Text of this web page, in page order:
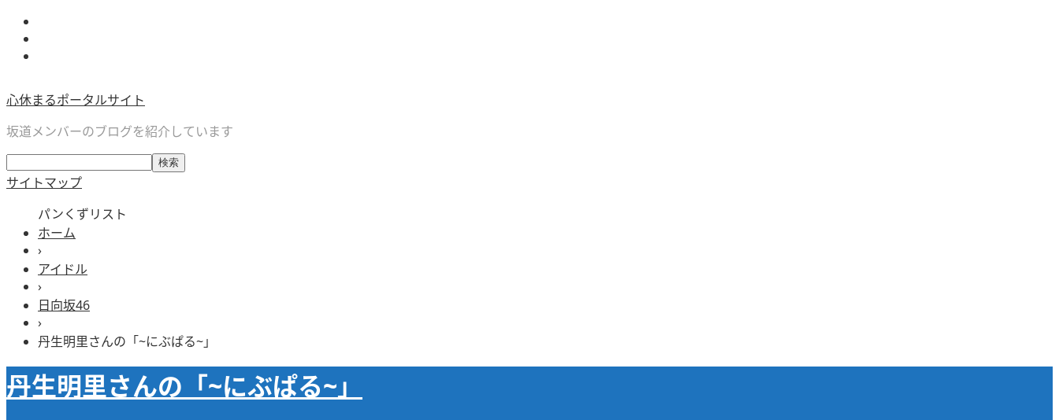
心休まるポータルサイト
坂道メンバーのブログを紹介しています
サイトマップ
パンくずリスト
ホーム
›
アイドル
›
日向坂46
›
丹生明里さんの「~にぶぱる~」
丹生明里さんの「~にぶぱる~」